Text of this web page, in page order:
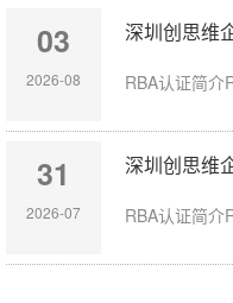
下管沟等有限空间作业，通...
前体检，涉粉尘、化学品、...
03
2026-08 RBA认证简介
31
2026-07 RBA认证简介